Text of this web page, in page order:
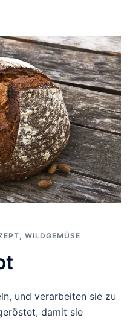
, WILDGEMÜSE
und verarbeiten sie zu
damit sie